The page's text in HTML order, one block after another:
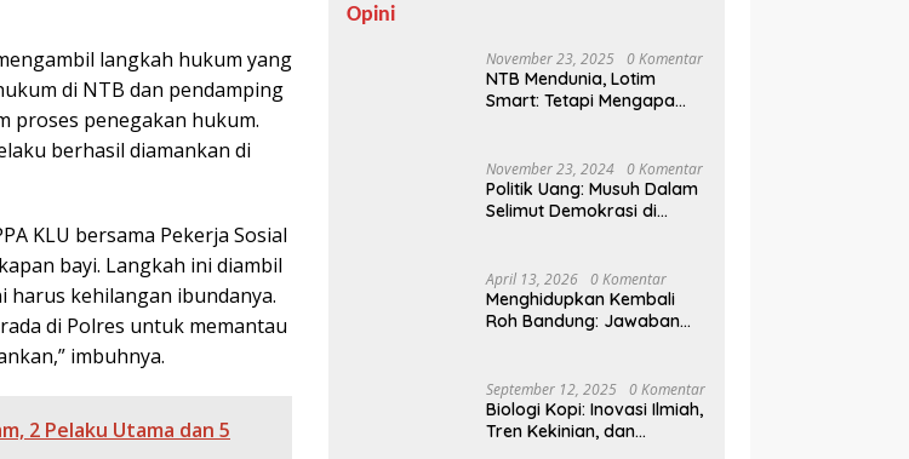
langkah hukum yang
di NTB dan pendamping
proses penegakan hukum.
berhasil diamankan di
KLU bersama Pekerja Sosial
bayi. Langkah ini diambil
harus kehilangan ibundanya.
di Polres untuk memantau
imbuhnya.
2 Pelaku Utama dan 5
Opini
November 23, 2025 0 Komentar
NTB Mendunia, Lotim
Smart: Tetapi Mengapa
November 23, 2024 0 Komentar
Politik Uang: Musuh Dalam
Selimut Demokrasi di
April 13, 2026 0 Komentar
Menghidupkan Kembali
Roh Bandung: Jawaban
September 12, 2025 0 Komentar
Biologi Kopi: Inovasi Ilmiah,
Tren Kekinian, dan